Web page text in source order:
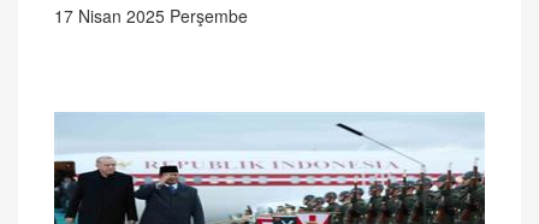
17 Nisan 2025 Perşembe